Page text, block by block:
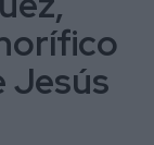
Jesús